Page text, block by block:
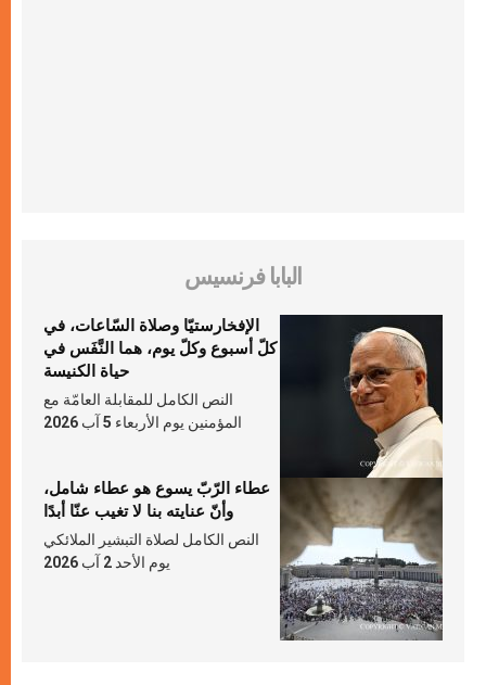
البابا فرنسيس
الإفخارستيّا وصلاة السّاعات، في
كلّ أسبوع وكلّ يوم، هما النَّفَس في
حياة الكنيسة
النص الكامل للمقابلة العامّة مع
المؤمنين يوم الأربعاء 5 آب 2026
عطاء الرّبّ يسوع هو عطاء شامل،
وأنّ عنايته بنا لا تغيب عنّا أبدًا
النص الكامل لصلاة التبشير الملائكي
يوم الأحد 2 آب 2026